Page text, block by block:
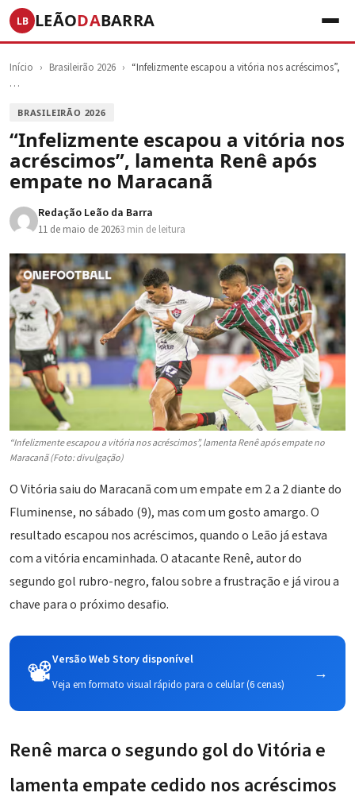
LB LEÃODABARRA
Início › Brasileirão 2026 › “Infelizmente escapou a vitória nos acréscimos”,
…
BRASILEIRÃO 2026
“Infelizmente escapou a vitória nos
acréscimos”, lamenta Renê após
empate no Maracanã
Redação Leão da Barra
11 de maio de 20263 min de leitura
“Infelizmente escapou a vitória nos acréscimos”, lamenta Renê após empate no
Maracanã (Foto: divulgação)
OVitóriasaiu do Maracanã com um empate em 2 a 2 diante do
Fluminense, no sábado (9), mas com um gosto amargo. O
resultado escapou nos acréscimos, quando o Leão já estava
com a vitória encaminhada. O atacante Renê, autor do
segundo gol rubro-negro, falou sobre a frustração e já virou a
chave para o próximo desafio.
📽️Versão Web Story disponível
Veja em formato visual rápido para o celular (6 cenas)
→
Renê marca o segundo gol do Vitória e
lamenta empate cedido nos acréscimos